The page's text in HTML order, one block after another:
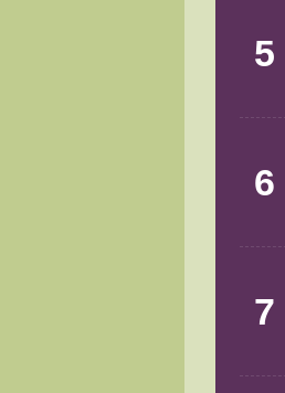
5
6
7